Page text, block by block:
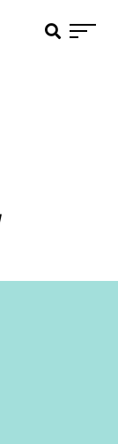
Otwiera pole